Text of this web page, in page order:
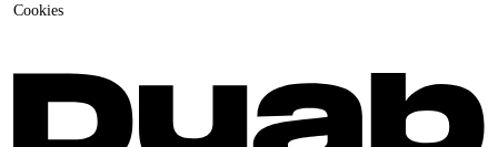
Cookies